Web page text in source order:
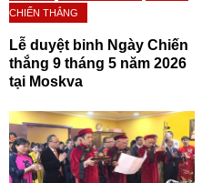
CHIẾN THẮNG
Lễ duyệt binh Ngày Chiến
thắng 9 tháng 5 năm 2026
tại Moskva